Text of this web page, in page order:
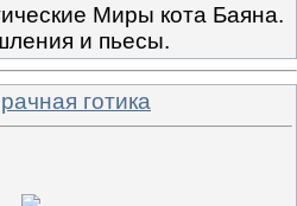
Миры кота Баяна.
и пьесы.
готика